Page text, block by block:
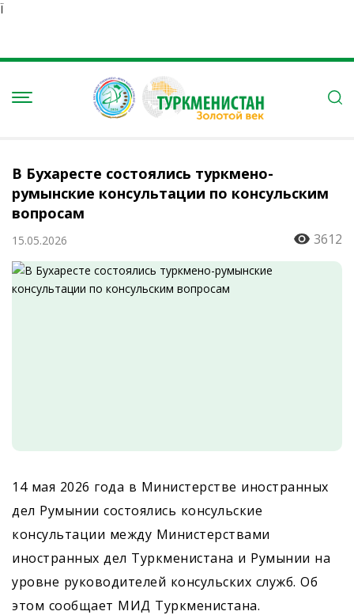
Ï
В Бухаресте состоялись туркмено-
румынские консультации по консульским
вопросам
15.05.2026 3612
14 мая 2026 года в Министерстве иностранных
дел Румынии состоялись консульские
консультации между Министерствами
иностранных дел Туркменистана и Румынии на
уровне руководителей консульских служб. Об
этом сообщает МИД Туркменистана.